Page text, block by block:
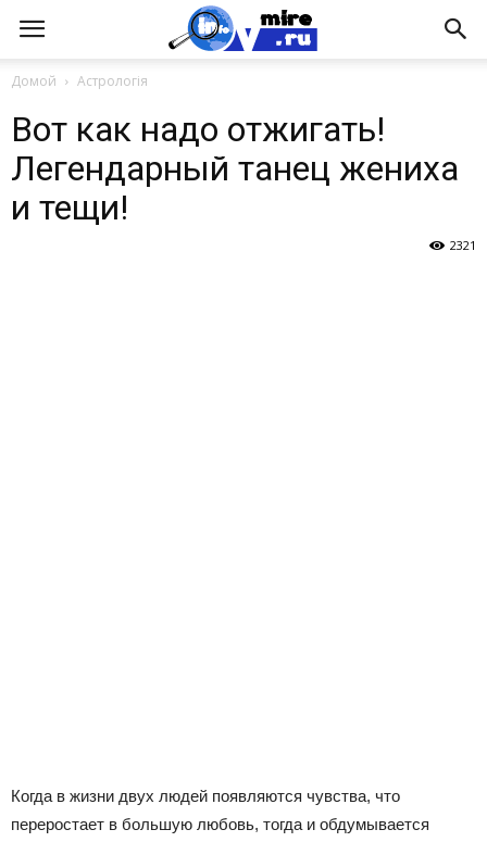
Домой Астрологія
Вот как надо отжигать!
Легендарный танец жениха
и тещи!
2321
Когда в жизни двух людей появляются чувства, что
переростает в большую любовь, тогда и обдумывается